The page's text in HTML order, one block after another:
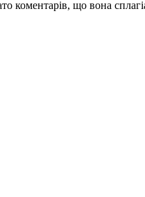
коментарів, що вона